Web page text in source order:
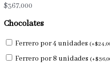
$367,000
Chocolates
Ferrero por 4 unidades (+$
Ferrero por 8 unidades (+$